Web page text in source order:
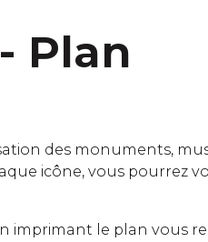
Plan
des monuments,
icône, vous pourrez
imprimant le plan vous